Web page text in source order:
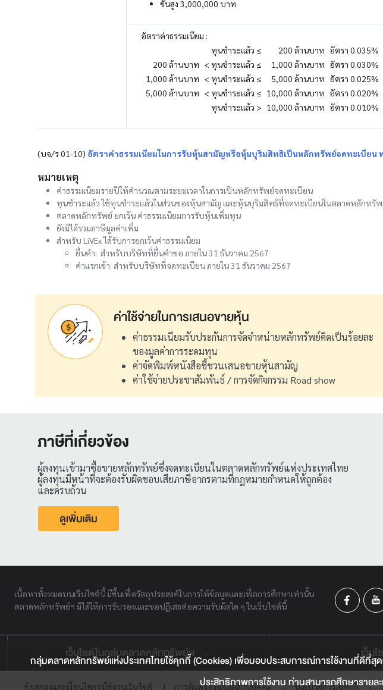
ขั้นสูง 3,000,000 บาท
อัตราค่าธรรมเนียม :
ทุนชำระแล้ว ≤
200 ล้านบาท อัตรา 0.035%
200 ล้านบาท < ทุนชำระแล้ว ≤ 1,000 ล้านบาท อัตรา 0.030%
1,000 ล้านบาท < ทุนชำระแล้ว ≤ 5,000 ล้านบาท อัตรา 0.025%
5,000 ล้านบาท < ทุนชำระแล้ว ≤ 10,000 ล้านบาท อัตรา 0.020%
ทุนชำระแล้ว > 10,000 ล้านบาท อัตรา 0.010%
(บจ/ร 01-10) อัตราค่าธรรมเนียมในการรับหุ้นสามัญหรือหุ้นบุริมสิทธิเป็นหลักทรัพย์จดทะเบียน
หมายเหตุ
ค่าธรรมเนียมรายปีให้คำนวณตามระยะเวลาในการเป็นหลักทรัพย์จดทะเบียน
ทุนชำระแล้ว ใช้ทุนชำระแล้วในส่วนของหุ้นสามัญ และหุ้นบุริมสิทธิที่จดทะเบียนในตลาดหลักทรั
ตลาดหลักทรัพย์ ยกเว้น ค่าธรรมเนียมการรับหุ้นเพิ่มทุน
ยังมิได้รวมภาษีมูลค่าเพิ่ม
สำหรับ LiVEx ได้รับการยกเว้นค่าธรรมเนียม
ยื่นคำ: สำหรับบริษัทที่ยื่นคำขอ ภายใน 31 ธันวาคม 2567
ค่าแรกเข้า: สำหรับบริษัทที่จดทะเบียน ภายใน 31 ธันวาคม 2567
ค่าใช้จ่ายในการเสนอขายหุ้น
ค่าธรรมเนียมรับประกันการจัดจำหน่ายหลักทรัพย์คิดเป็นร้อยละ
ของมูลค่าการระดมทุน
ค่าจัดพิมพ์หนังสือชี้ชวนเสนอขายหุ้นสามัญ
ค่าใช้จ่ายประชาสัมพันธ์ / การจัดกิจกรรม Road show
ภาษีที่เกี่ยวข้อง
ผู้ลงทุนเข้ามาซื้อขายหลักทรัพย์ซึ่งจดทะเบียนในตลาดหลักทรัพย์แห่งประเทศไทย
ผู้ลงทุนมีหน้าที่จะต้องรับผิดชอบเสียภาษีอากรตามที่กฎหมายกำหนดให้ถูกต้อง
และครบถ้วน
เนื้อหาทั้งหมดบนเว็บไซต์นี้ มีขึ้นเพื่อวัตถุประสงค์ในการให้ข้อมูลและเพื่อการศึกษาเท่านั้น
ตลาดหลักทรัพย์ฯ มิได้ให้การรับรองและขอปฏิเสธต่อความรับผิดใด ๆ ในเว็บไซต์นี้
เว็บไซต์ในกลุ่มตลาดหลักทรัพย์ฯ เว็บ
ข้อตกลงและเงื่อนไขการใช้งานเว็บไซต์ | การคุ้มครองข้อมูลส่วนบุคคล | นโยบายการใช้คุกกี้ |
กลุ่มตลาดหลักทรัพย์แห่งประเทศไทยใช้คุกกี้ (Cookies) เพื่อมอบประสบการณ์การใช้งานที่ดีที่
ประสิทธิภาพการใช้งาน ท่านสามารถศึกษารายล